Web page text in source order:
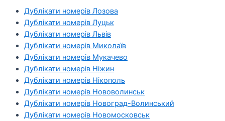
Дублікати номерів Лозова
Дублікати номерів Луцьк
Дублікати номерів Львів
Дублікати номерів Миколаїв
Дублікати номерів Мукачево
Дублікати номерів Ніжин
Дублікати номерів Нікополь
Дублікати номерів Нововолинськ
Дублікати номерів Новоград-Волинський
Дублікати номерів Новомосковськ